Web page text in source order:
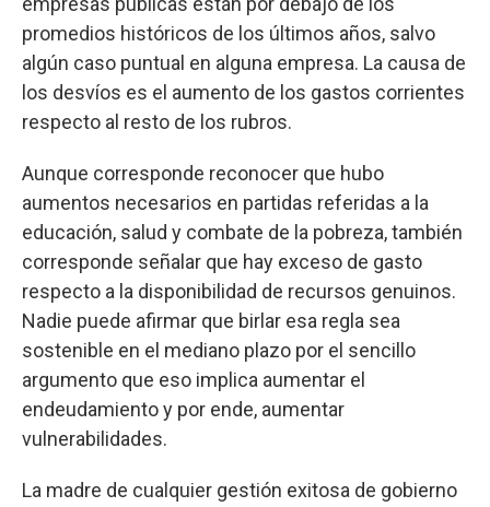
promedios históricos de los últimos años, salvo
algún caso puntual en alguna empresa. La causa de
los desvíos es el aumento de los gastos corrientes
respecto al resto de los rubros.
Aunque corresponde reconocer que hubo
aumentos necesarios en partidas referidas a la
educación, salud y combate de la pobreza, también
corresponde señalar que hay exceso de gasto
respecto a la disponibilidad de recursos genuinos.
Nadie puede afirmar que birlar esa regla sea
sostenible en el mediano plazo por el sencillo
argumento que eso implica aumentar el
endeudamiento y por ende, aumentar
vulnerabilidades.
La madre de cualquier gestión exitosa de gobierno